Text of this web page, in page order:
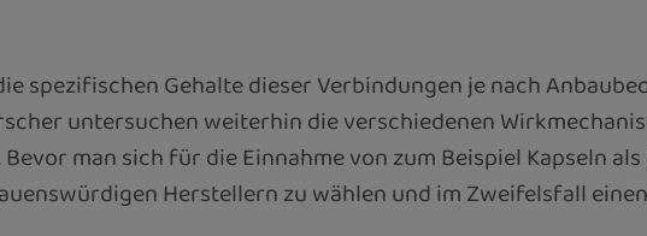
spezifischen Gehalte dieser Verbindungen je nach
untersuchen weiterhin die verschiedenen
man sich für die Einnahme von zum Beispiel Kapseln
Herstellern zu wählen und im Zweifelsfall